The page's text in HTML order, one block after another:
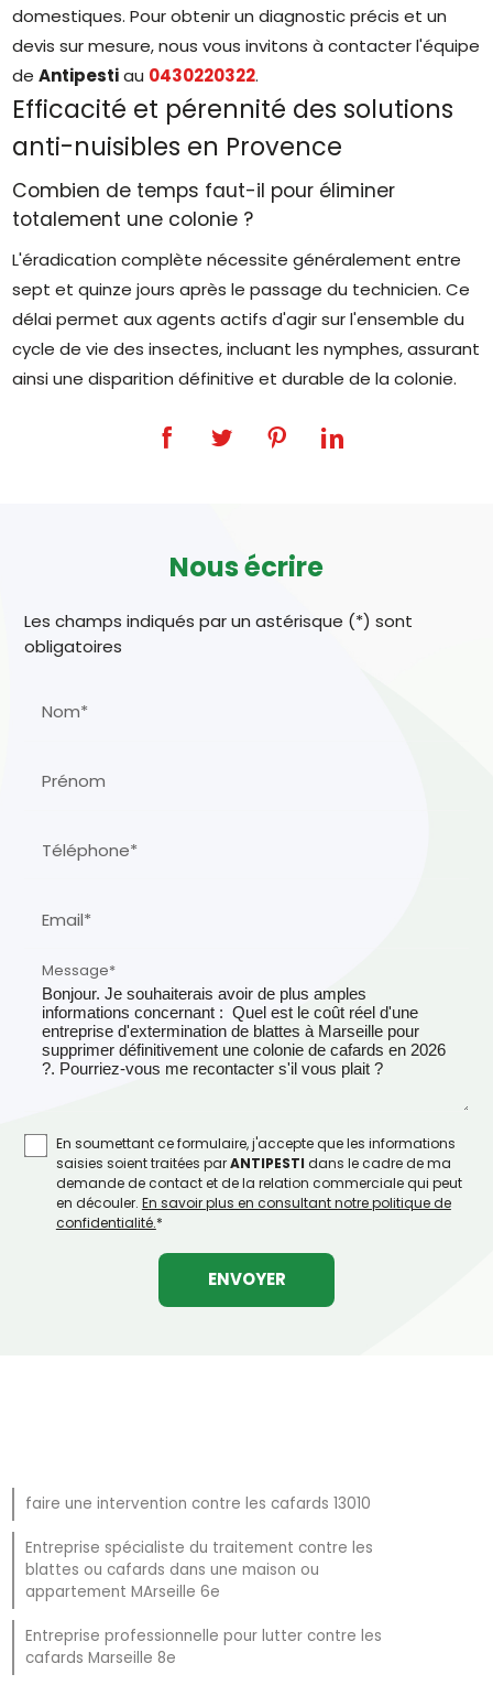
domestiques. Pour obtenir un diagnostic précis et un
devis sur mesure, nous vous invitons à contacter l'équipe
deAntipestiau 0430220322.
Efficacité et pérennité des solutions
anti-nuisibles en Provence
Combien de temps faut-il pour éliminer
totalement une colonie ?
L'éradication complète nécessite généralement entre
sept et quinze jours après le passage du technicien. Ce
délai permet aux agents actifs d'agir sur l'ensemble du
cycle de vie des insectes, incluant les nymphes, assurant
ainsi une disparition définitive et durable de la colonie.
Nous écrire
Les champs indiqués par un astérisque (*) sont
obligatoires
Nom*
Prénom
Téléphone*
Email*
Message*
En soumettant ce formulaire, j'accepte que les informations
saisies soient traitées parANTIPESTI dans le cadre de ma
demande de contact et de la relation commerciale qui peut
en découler. En savoir plus en consultant notre politique de
confidentialité.*
faire une intervention contre les cafards 13010
Entreprise spécialiste du traitement contre les
blattes ou cafards dans une maison ou
appartement MArseille 6e
Entreprise professionnelle pour lutter contre les
cafards Marseille 8e